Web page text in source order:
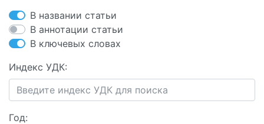
В названии статьи
В аннотации статьи
В ключевых словах
Индекс УДК:
Год: